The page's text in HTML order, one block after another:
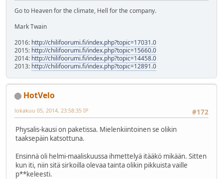
Go to Heaven for the climate, Hell for the company.
Mark Twain
2016: http://chilifoorumi.fi/index.php?topic=17031.0
2015: http://chilifoorumi.fi/index.php?topic=15660.0
2014: http://chilifoorumi.fi/index.php?topic=14458.0
2013: http://chilifoorumi.fi/index.php?topic=12891.0
HotVelo
#172
lokakuu 05, 2014, 23:58:35 IP
Physalis-kausi on paketissa. Mielenkiintoinen se olikin
taaksepäin katsottuna.
Ensinnä oli helmi-maaliskuussa ihmettelyä itääkö mikään. Sitten
kun iti, niin sitä sirkoilla olevaa tainta olikin pikkuista vaille
p**keleesti.